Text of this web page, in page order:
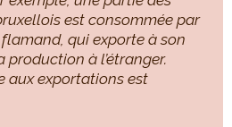
est consommée par
qui exporte à son
production à l’étranger.
aux exportations est